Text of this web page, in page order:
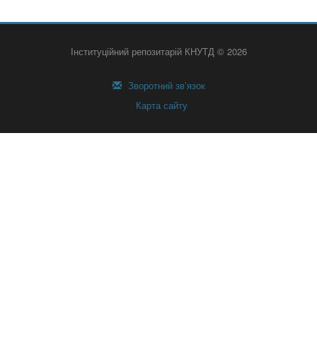
Інституційний репозитарій КНУТД © 2026
Зворотний зв’язок
Карта сайту